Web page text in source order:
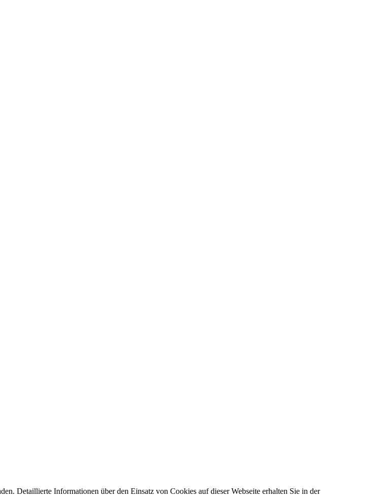
Detaillierte Informationen über den Einsatz von Cookies auf dieser Webseite erhalten Sie in der